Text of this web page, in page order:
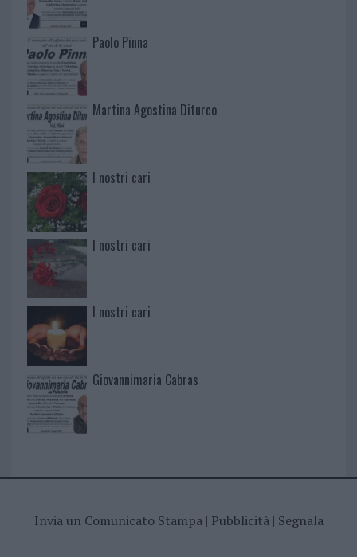
Paolo Pinna
Martina Agostina Diturco
I nostri cari
I nostri cari
I nostri cari
Giovannimaria Cabras
Invia un Comunicato Stampa| Pubblicità| Segnala